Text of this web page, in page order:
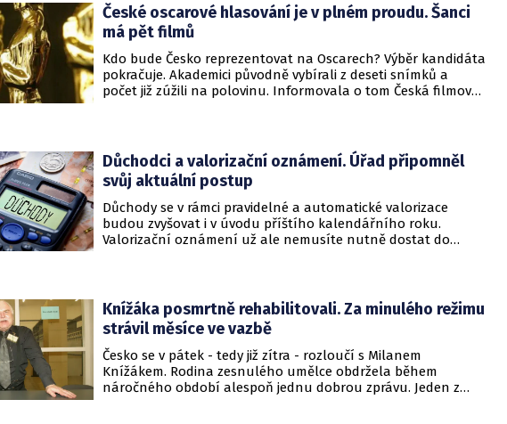
České oscarové hlasování je v plném proudu. Šanci
má pět filmů
Kdo bude Česko reprezentovat na Oscarech? Výběr kandidáta
pokračuje. Akademici původně vybírali z deseti snímků a
počet již zúžili na polovinu. Informovala o tom Česká filmová
Důchodci a valorizační oznámení. Úřad připomněl
svůj aktuální postup
Důchody se v rámci pravidelné a automatické valorizace
budou zvyšovat i v úvodu příštího kalendářního roku.
Valorizační oznámení už ale nemusíte nutně dostat do
Knížáka posmrtně rehabilitovali. Za minulého režimu
strávil měsíce ve vazbě
Česko se v pátek - tedy již zítra - rozloučí s Milanem
Knížákem. Rodina zesnulého umělce obdržela během
náročného období alespoň jednu dobrou zprávu. Jeden z